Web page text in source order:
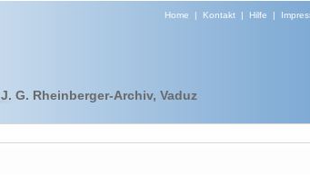
Home | Kontakt| Hilfe |
J. G. Rheinberger-Archiv, Vaduz